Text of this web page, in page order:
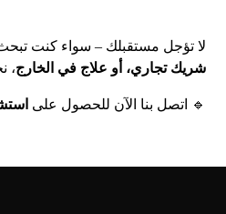
لا تؤجل مستقبلك – سواء كنت
شريك تجاري، أو علاج في الخارج،
🔹 اتصل بنا الآن للحصول على